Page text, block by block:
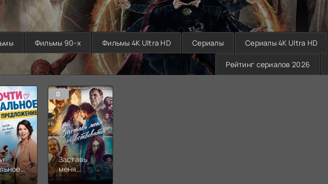
Фильмы 90-х Фильмы 4K Ultra HD Сериалы Сериалы 4K Ultra HD
Рейтинг сериалов 2026
0
Заставь
меня
почувствовать